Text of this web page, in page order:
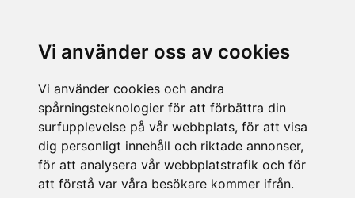
Vi använder oss av cookies
Vi använder cookies och andra
spårningsteknologier för att förbättra din
surfupplevelse på vår webbplats, för att visa
dig personligt innehåll och riktade annonser,
för att analysera vår webbplatstrafik och för
att förstå var våra besökare kommer ifrån.